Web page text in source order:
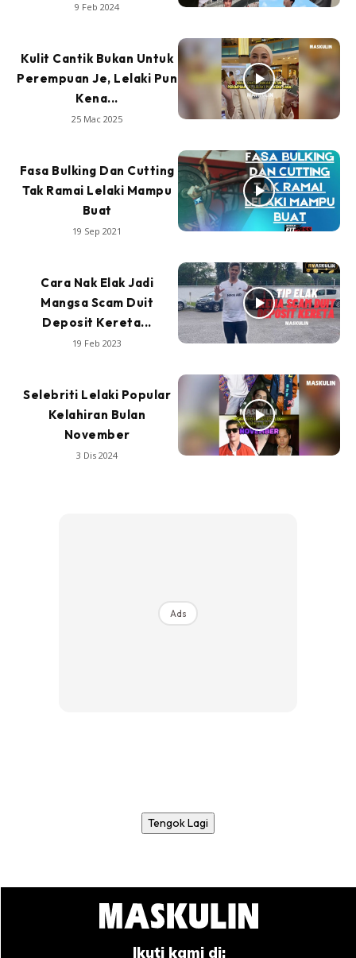
9 Feb 2024
Kulit Cantik Bukan Untuk
Perempuan Je, Lelaki Pun
Kena...
25 Mac 2025
Fasa Bulking Dan Cutting
Tak Ramai Lelaki Mampu
Buat
19 Sep 2021
Cara Nak Elak Jadi
Mangsa Scam Duit
Deposit Kereta...
19 Feb 2023
Selebriti Lelaki Popular
Kelahiran Bulan
November
3 Dis 2024
Ads
Tengok Lagi
Ikuti kami di: